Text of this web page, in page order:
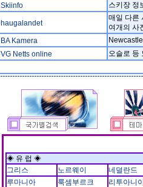
Skiinfo 스키장 정
haugalandet
매일 다른
여개의 사
BA Kamera
VG Netts online
오슬로 등
◈ 유 럽 ◈
그리스
노르웨이
네덜란드
루마니아
룩셈부르크
리투아니